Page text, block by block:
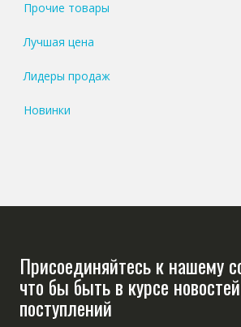
Прочие товары
Лучшая цена
Лидеры продаж
Новинки
Присоединяйтесь к нашему
что бы быть в курсе
поступлений